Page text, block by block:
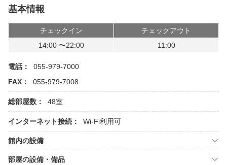
基本情報
チェックイン
チェックアウト
14:00 〜22:00
11:00
電話：
055-979-7000
FAX：
055-979-7008
総部屋数： 48室
インターネット接続： Wi-Fi利用可
館内の設備
部屋の設備・備品